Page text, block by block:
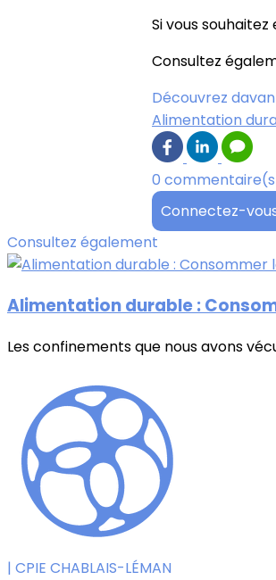
Si vous
Consultez
Découvrez
Alimentation
0
Connectez-
Consultez également
Alimentation durable :
Les confinements que nous avons
| CPIE CHABLAIS-LÉMAN